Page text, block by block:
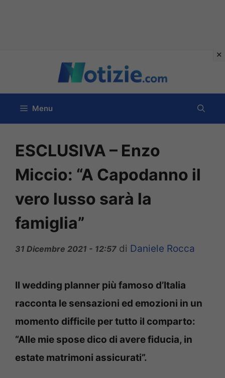
contenuto
Menu
ESCLUSIVA – Enzo
Miccio: “A Capodanno il
vero lusso sarà la
famiglia”
31 Dicembre 2021 - 12:57 di Daniele Rocca
Il wedding planner più famoso d’Italia
racconta le sensazioni ed emozioni in un
momento difficile per tutto il comparto:
“Alle mie spose dico di avere fiducia, in
estate matrimoni assicurati”.